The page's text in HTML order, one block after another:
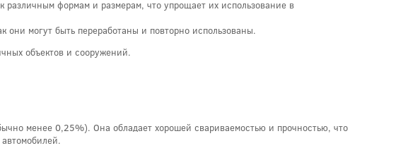
различным формам и размерам, что упрощает их использование в
они могут быть переработаны и повторно использованы.
объектов и сооружений.
менее 0,25%). Она обладает хорошей свариваемостью и прочностью, что